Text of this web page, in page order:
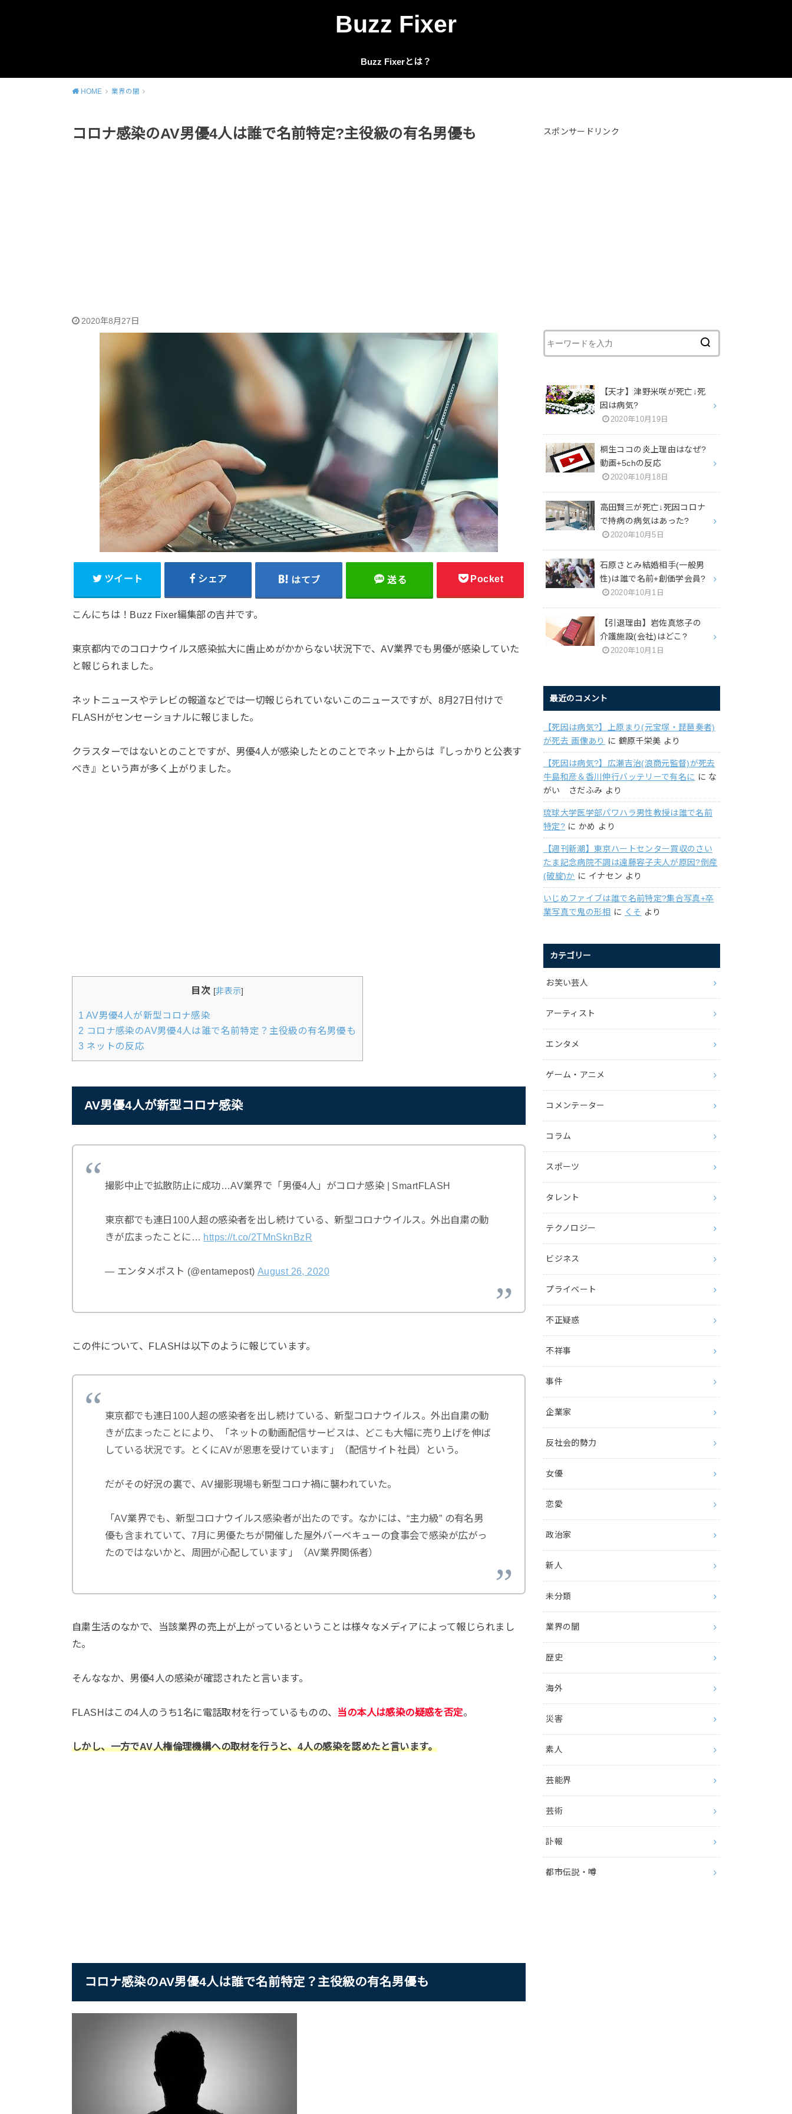
Buzz Fixer
Buzz Fixerとは？
HOME 業界の闇
コロナ感染のAV男優4人は誰で名前特定?主役級の有名男優も
2020年8月27日
ツイート シェア はてブ 送る Pocket
こんにちは！Buzz Fixer編集部の吉井です。
東京都内でのコロナウイルス感染拡大に歯止めがかからない状況下で、AV業界でも男優が感染していた
と報じられました。
ネットニュースやテレビの報道などでは一切報じられていないこのニュースですが、8月27日付けで
FLASHがセンセーショナルに報じました。
クラスターではないとのことですが、男優4人が感染したとのことでネット上からは『しっかりと公表す
べき』という声が多く上がりました。
目次 [非表示]
1 AV男優4人が新型コロナ感染
2 コロナ感染のAV男優4人は誰で名前特定？主役級の有名男優も
3 ネットの反応
AV男優4人が新型コロナ感染
撮影中止で拡散防止に成功…AV業界で「男優4人」がコロナ感染 | SmartFLASH
東京都でも連日100人超の感染者を出し続けている、新型コロナウイルス。外出自粛の動
きが広まったことに… https://t.co/2TMnSknBzR
— エンタメポスト (@entamepost) August 26, 2020
この件について、FLASHは以下のように報じています。
東京都でも連日100人超の感染者を出し続けている、新型コロナウイルス。外出自粛の動
きが広まったことにより、「ネットの動画配信サービスは、どこも大幅に売り上げを伸ば
している状況です。とくにAVが恩恵を受けています」（配信サイト社員）という。
だがその好況の裏で、AV撮影現場も新型コロナ禍に襲われていた。
「AV業界でも、新型コロナウイルス感染者が出たのです。なかには、“主力級” の有名男
優も含まれていて、7月に男優たちが開催した屋外バーベキューの食事会で感染が広がっ
たのではないかと、周囲が心配しています」（AV業界関係者）
自粛生活のなかで、当該業界の売上が上がっているということは様々なメディアによって報じられまし
た。
そんななか、男優4人の感染が確認されたと言います。
FLASHはこの4人のうち1名に電話取材を行っているものの、 当の本人は感染の疑惑を否定。
しかし、一方でAV人権倫理機構への取材を行うと、4人の感染を認めたと言います。
コロナ感染のAV男優4人は誰で名前特定？主役級の有名男優も
スポンサードリンク
【天才】津野米咲が死亡↓死
因は病気?
2020年10月19日
桐生ココの炎上理由はなぜ?
動画+5chの反応
2020年10月18日
高田賢三が死亡↓死因コロナ
で持病の病気はあった?
2020年10月5日
石原さとみ結婚相手(一般男
性)は誰で名前+創価学会員?
2020年10月1日
【引退理由】岩佐真悠子の
介護施設(会社)はどこ?
2020年10月1日
最近のコメント
【死因は病気?】上原まり(元宝塚・琵琶奏者)
が死去 画像あり
に 鶴原千栄美 より
【死因は病気?】広瀬吉治(浪商元監督)が死去
牛島和彦＆香川伸行バッテリーで有名に に な
がい さだふみ より
琉球大学医学部パワハラ男性教授は誰で名前
特定? にかめ より
【週刊新潮】東京ハートセンター買収のさい
たま記念病院不調は遠藤容子夫人が原因?倒産
(破綻)か に イナセン より
いじめファイブは誰で名前特定?集合写真+卒
業写真で鬼の形相 に くそ より
カテゴリー
お笑い芸人
アーティスト
エンタメ
ゲーム・アニメ
コメンテーター
コラム
スポーツ
タレント
テクノロジー
ビジネス
プライベート
不正疑惑
不祥事
事件
企業家
反社会的勢力
女優
恋愛
政治家
新人
未分類
業界の闇
歴史
海外
災害
素人
芸能界
芸術
訃報
都市伝説・噂